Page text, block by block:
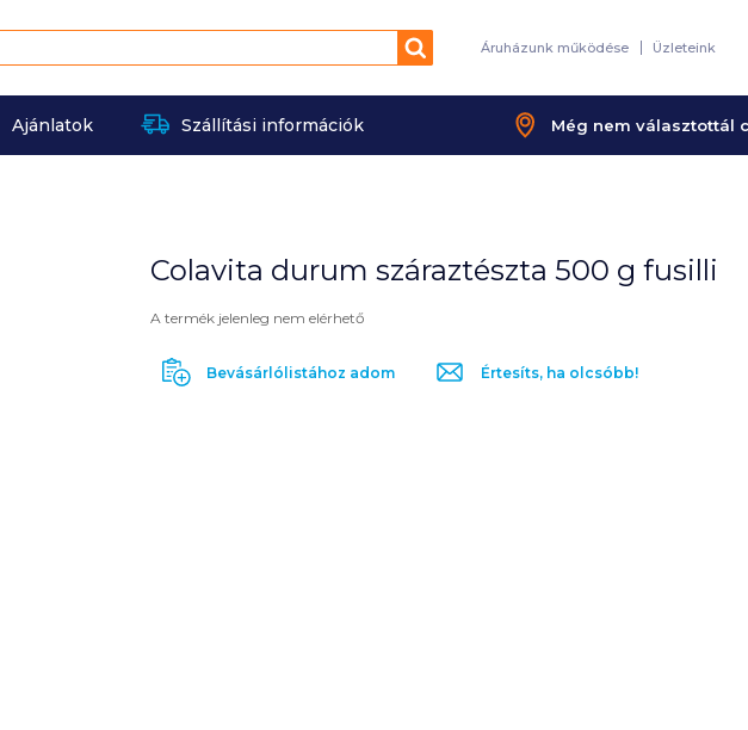
Keresés Áruházunk működése Üzleteink
Ajánlatok Szállítási információk Még nem választottál
Colavita durum száraztészta 500 g fusilli
A termék jelenleg nem elérhető
Bevásárlólistához adom Értesíts, ha olcsóbb!